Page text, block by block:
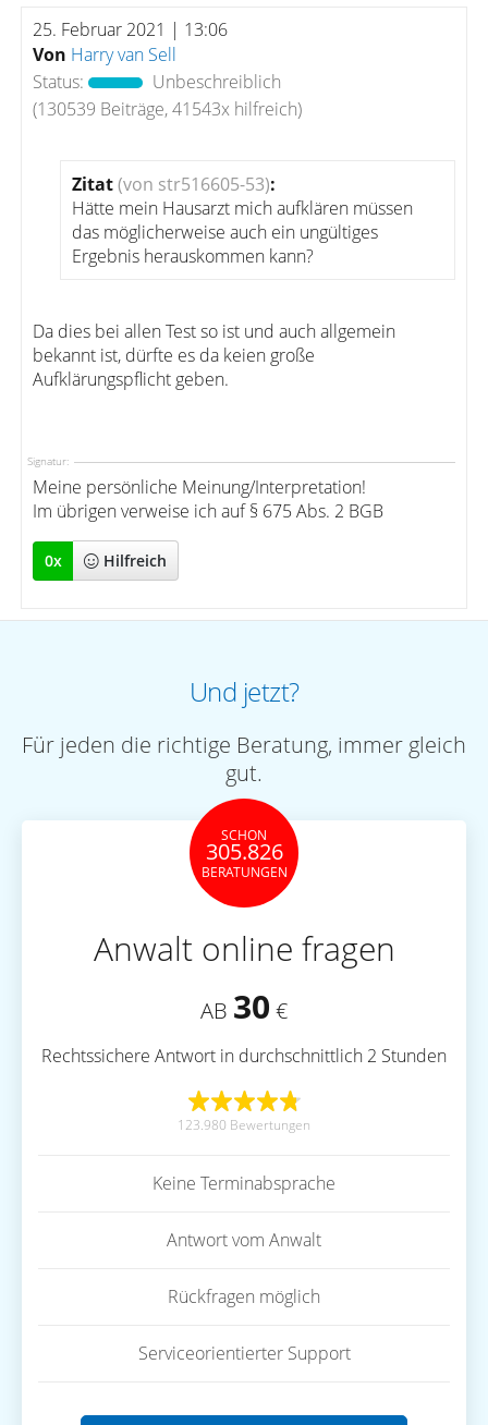
25. Februar 2021 | 13:06
Von Harry van Sell
Status:
Unbeschreiblich
(130539 Beiträge, 41543x hilfreich)
Zitat(von str516605-53):
Hätte mein Hausarzt mich aufklären müssen
das möglicherweise auch ein ungültiges
Ergebnis herauskommen kann?
Da dies bei allen Test so ist und auch allgemein
bekannt ist, dürfte es da keien große
Aufklärungspflicht geben.
Signatur:
Meine persönliche Meinung/Interpretation!
Im übrigen verweise ich auf § 675 Abs. 2 BGB
0x Hilfreich
Und jetzt?
Für jeden die richtige Beratung, immer gleich
gut.
SCHON
305.826
BERATUNGEN
Anwalt online fragen
AB 30 €
Rechtssichere Antwort in durchschnittlich 2 Stunden
123.980 Bewertungen
Keine Terminabsprache
Antwort vom Anwalt
Rückfragen möglich
Serviceorientierter Support